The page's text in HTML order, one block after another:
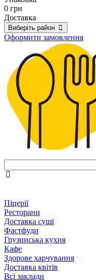
0 грн
Доставка
Виберіть район
Оформити замовлення
Піцерії
Ресторани
Доставка суші
Фастфуди
Грузинська кухня
Кафе
Здорове харчування
Доставка квітів
Всі заклади